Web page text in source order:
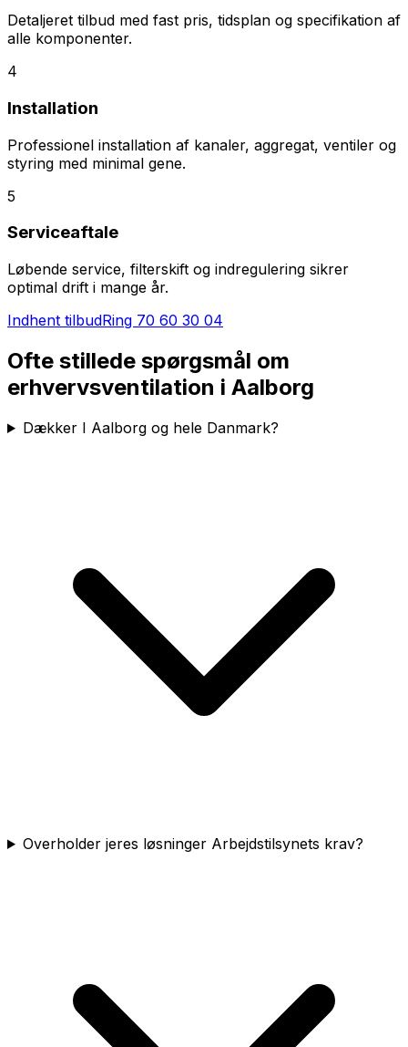
Detaljeret tilbud med fast pris, tidsplan og specifikation af
alle komponenter.
4
Installation
Professionel installation af kanaler, aggregat, ventiler og
styring med minimal gene.
5
Serviceaftale
Løbende service, filterskift og indregulering sikrer
optimal drift i mange år.
Indhent tilbudRing 70 60 30 04
Ofte stillede spørgsmål om
erhvervsventilation i Aalborg
Dækker I Aalborg og hele Danmark?
Overholder jeres løsninger Arbejdstilsynets krav?